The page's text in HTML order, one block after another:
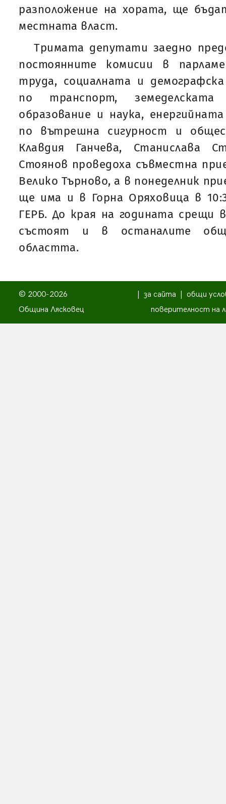
разположение на хората, ще
местната власт.
Тримата депутати заедно
постоянните комисии в
труда, социалната и
по транспорт,
образование и наука,
по вътрешна сигурност и
Клавдия Ганчева, Станислава
Стоянов проведоха съвместна
Велико Търново, а в понеделник
ще има и в Горна Оряховица в
ГЕРБ. До края на годината
състоят и в останалите
областта.
© 2000-2026
Община Лясковец
за сайта
общи
поверителност на